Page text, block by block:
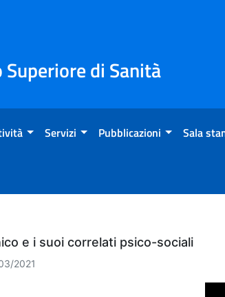
di Sanità
Servizi Pubblicazioni Sala
e i suoi correlati psico-sociali
2021